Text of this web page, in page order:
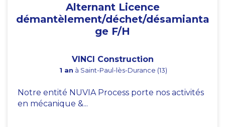
Alternant Licence
démantèlement/déchet/désamianta
ge F/H
VINCI Construction
1 an à Saint-Paul-lès-Durance (13)
Notre entité NUVIA Process porte nos activités
en mécanique &...